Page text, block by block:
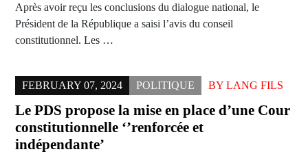
Après avoir reçu les conclusions du dialogue national, le
Président de la République a saisi l’avis du conseil
constitutionnel. Les …
FEBRUARY 07, 2024 POLITIQUE BY LANG FILS
Le PDS propose la mise en place d’une Cour
constitutionnelle ‘’renforcée et
indépendante’